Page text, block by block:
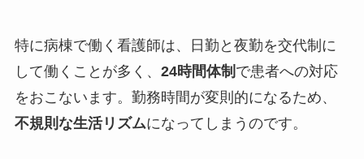
特に病棟で働く看護師は、日勤と夜勤を交代制に
して働くことが多く、 24時間体制 で患者への対応
をおこないます。勤務時間が変則的になるため、
不規則な生活リズムになってしまうのです。